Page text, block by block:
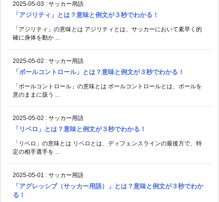
2025-05-03 : サッカー用語
「アジリティ」とは？意味と例文が３秒でわかる！
「アジリティ」の意味とは アジリティとは、サッカーにおいて素早く的
確に身体を動か ...
2025-05-02 : サッカー用語
「ボールコントロール」とは？意味と例文が３秒でわかる！
「ボールコントロール」の意味とは ボールコントロールとは、ボールを
意のままに扱う ...
2025-05-02 : サッカー用語
「リベロ」とは？意味と例文が３秒でわかる！
「リベロ」の意味とは リベロとは、ディフェンスラインの最後方で、特
定の相手選手を ...
2025-05-01 : サッカー用語
「アグレッシブ（サッカー用語）」とは？意味と例文が３秒でわか
る！